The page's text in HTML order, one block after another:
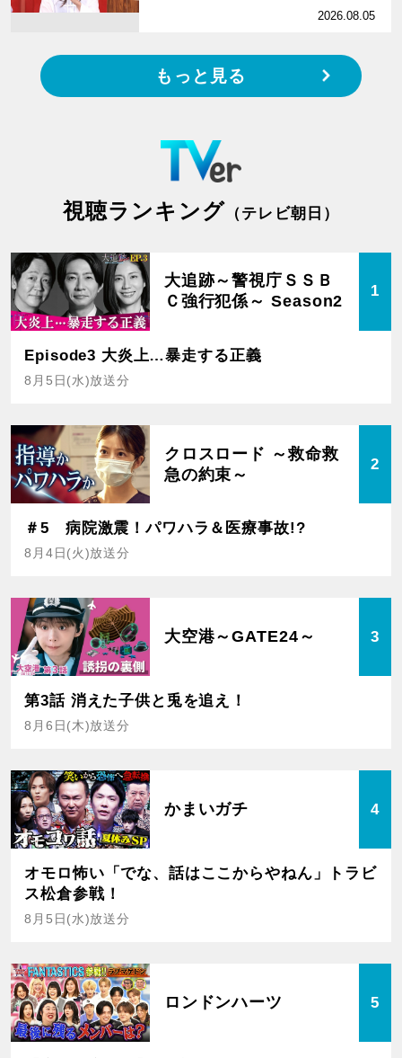
2026.08.05
もっと見る
視聴ランキング （テレビ朝日）
大追跡～警視庁ＳＳＢ
Ｃ強行犯係～ Season2
1
Episode3 大炎上…暴走する正義
8月5日(水)放送分
クロスロード ～救命救
急の約束～
2
＃5 病院激震！パワハラ＆医療事故!?
8月4日(火)放送分
大空港～GATE24～ 3
第3話 消えた子供と兎を追え！
8月6日(木)放送分
かまいガチ 4
オモロ怖い「でな、話はここからやねん」トラビ
ス松倉参戦！
8月5日(水)放送分
ロンドンハーツ 5